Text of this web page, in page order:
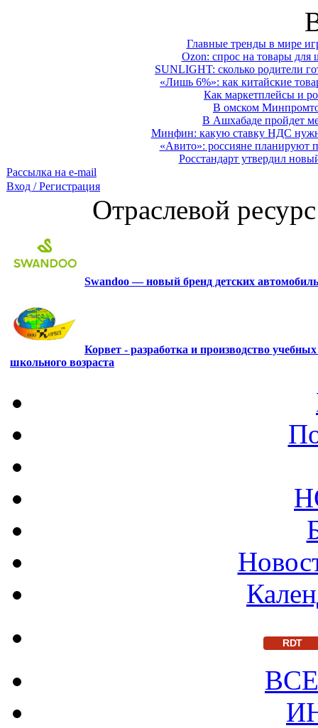
Главные тренды в мире
Ozon: спрос на товары для
SUNLIGHT: сколько родители
«Лишь 6%»: как китайские
Как маркетплейсы и
В омском
В Ашхабаде пройдет
Минфин: какую ставку НДС
«Авито»: россияне планируют
Росстандарт утвердил
Рассылка на e-mail
Вход / Регистрация
Отраслевой
Swandoo — новый бренд детских
Корвет - разработка и производство
школьного возраста
RDT